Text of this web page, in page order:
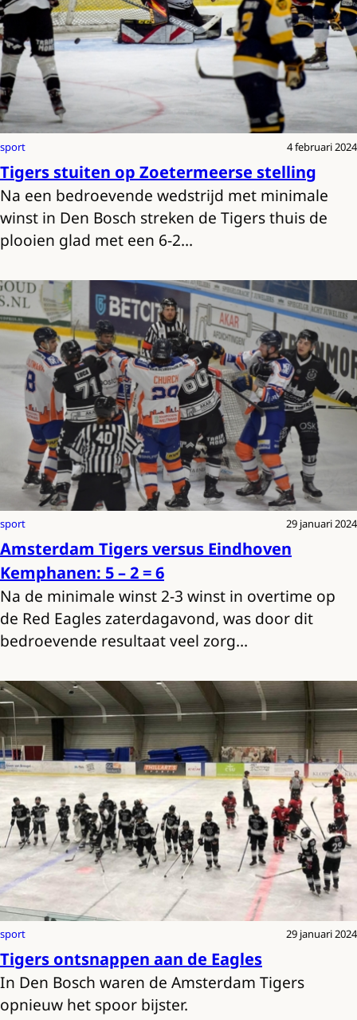
sport 4 februari 2024
Tigers stuiten op Zoetermeerse stelling
Na een bedroevende wedstrijd met minimale
winst in Den Bosch streken de Tigers thuis de
plooien glad met een 6-2…
sport 29 januari 2024
Amsterdam Tigers versus Eindhoven
Kemphanen: 5 – 2 = 6
Na de minimale winst 2-3 winst in overtime op
de Red Eagles zaterdagavond, was door dit
bedroevende resultaat veel zorg…
sport 29 januari 2024
Tigers ontsnappen aan de Eagles
In Den Bosch waren de Amsterdam Tigers
opnieuw het spoor bijster.